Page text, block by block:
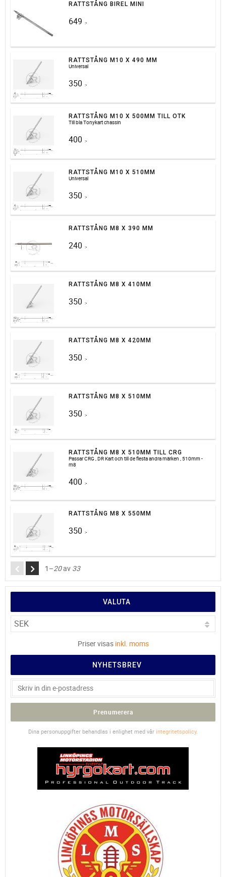
RATTSTÅNG BIREL MINI
649 :-
RATTSTÅNG M10 X 490 MM
Universal
350 :-
RATTSTÅNG M10 X 500MM TILL OTK
Till bla Tonykart chassin
400 :-
RATTSTÅNG M10 X 510MM
Universal
350 :-
RATTSTÅNG M8 X 390 MM
240 :-
RATTSTÅNG M8 X 410MM
350 :-
RATTSTÅNG M8 X 420MM
350 :-
RATTSTÅNG M8 X 510MM
350 :-
RATTSTÅNG M8 X 510MM TILL CRG
Passar CRG , DR Kart och till de flesta andra märken , 510mm -
m8
400 :-
RATTSTÅNG M8 X 550MM
350 :-
1–20av 33
VALUTA
Priser visas inkl. moms
NYHETSBREV
Prenumerera
Dina personuppgifter behandlas i enlighet med vår integritetspolicy.